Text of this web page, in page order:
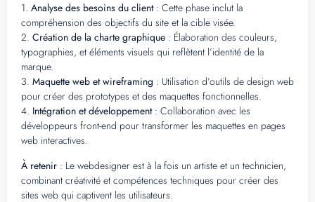
1. Analyse des besoins du client: Cette phase inclut la
compréhension des objectifs du site et la cible visée.
2. Création de la charte graphique : Élaboration des couleurs,
typographies, et éléments visuels qui reflètent l’identité de la
marque.
3. Maquette web et wireframing : Utilisation d’outils de design web
pour créer des prototypes et des maquettes fonctionnelles.
4. Intégration et développement: Collaboration avec les
développeurs front-end pour transformer les maquettes en pages
web interactives.
À retenir : Le webdesigner est à la fois un artiste et un technicien,
combinant créativité et compétences techniques pour créer des
sites web qui captivent les utilisateurs.